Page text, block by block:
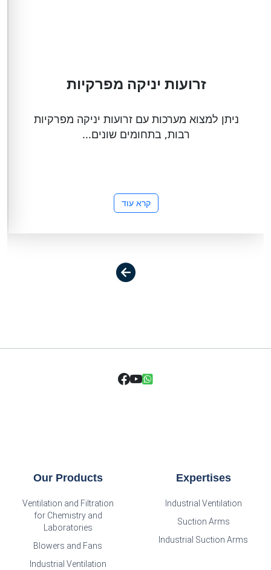
זרועות יניקה מפרקיות
ניתן למצוא מערכות עם זרועות יניקה מפרקיות
רבות, בתחומים שונים...
קרא עוד
Expertises
Industrial Ventilation
Suction Arms
Industrial Suction Arms
Our Products
Ventilation and Filtration
for Chemistry and
Laboratories
Blowers and Fans
Industrial Ventilation